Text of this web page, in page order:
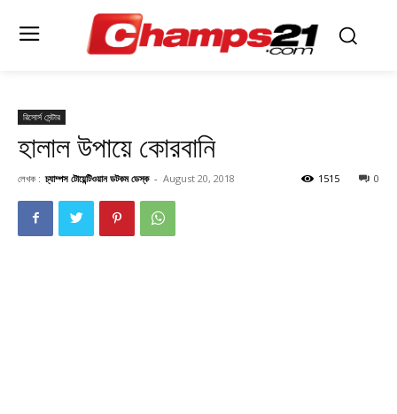
রিসোর্স সেন্টার
হালাল উপায়ে কোরবানি
লেখক : চ্যাম্পস টোয়েন্টিওয়ান ডটকম ডেস্ক - August 20, 2018 0
1515